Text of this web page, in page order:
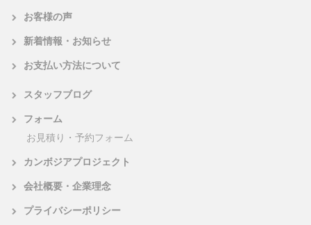
お客様の声
新着情報・お知らせ
お支払い方法について
スタッフブログ
フォーム
お見積り・予約フォーム
カンボジアプロジェクト
会社概要・企業理念
プライバシーポリシー